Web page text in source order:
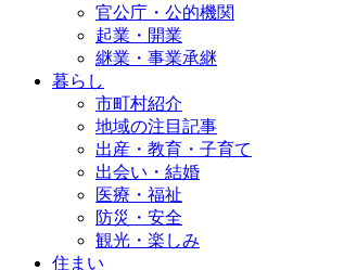
官公庁・公的機関
起業・開業
継業・事業承継
暮らし
市町村紹介
地域の注目記事
出産・教育・子育て
出会い・結婚
医療・福祉
防災・安全
観光・楽しみ
住まい